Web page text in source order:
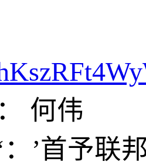
何伟
’首予联